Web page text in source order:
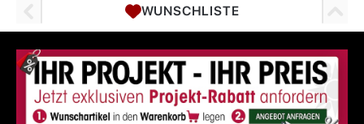
WUNSCHLISTE